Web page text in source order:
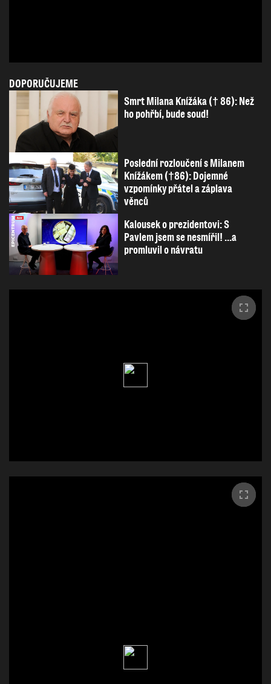
DOPORUČUJEME
Smrt Milana Knížáka († 86): Než
ho pohřbí, bude soud!
Poslední rozloučení s Milanem
Knížákem (†86): Dojemné
vzpomínky přátel a záplava
věnců
Kalousek o prezidentovi: S
Pavlem jsem se nesmířil! ...a
promluvil o návratu